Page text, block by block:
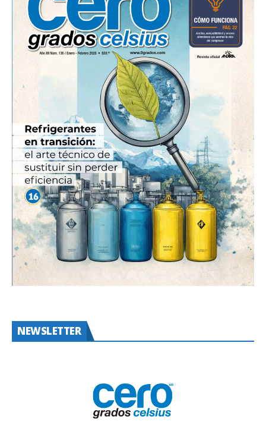
NEWSLETTER